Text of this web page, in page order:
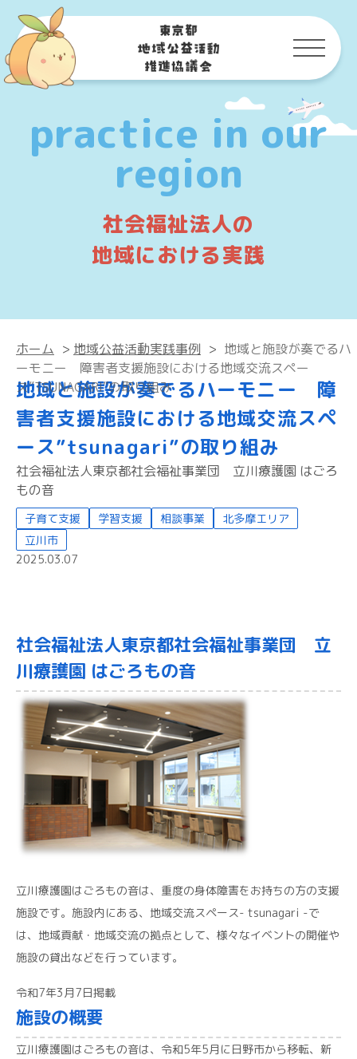
practice in our
region
社会福祉法人の
地域における実践
ホーム > 地域公益活動実践事例 > 地域と施設が奏でるハ
ーモニー 障害者支援施設における地域交流スペー
ス”TSUNAGARI”の取り組み
地域と施設が奏でるハーモニー 障
害者支援施設における地域交流スペ
ース”tsunagari”の取り組み
社会福祉法人東京都社会福祉事業団 立川療護園 はごろ
もの音
子育て支援 学習支援 相談事業
北多摩エリア
立川市
2025.03.07
社会福祉法人東京都社会福祉事業団 立
川療護園 はごろもの音
立川療護園はごろもの音は、重度の身体障害をお持ちの方の支援
施設です。施設内にある、地域交流スペース- tsunagari -で
は、地域貢献・地域交流の拠点として、様々なイベントの開催や
施設の貸出などを行っています。
令和7年3月7日掲載
施設の概要
立川療護園はごろもの音は、令和5年5月に日野市から移転、新